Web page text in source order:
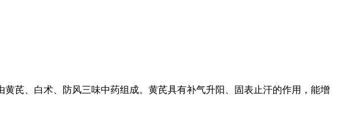
芪、白术、防风三味中药组成。黄芪具有补气升阳、固表止汗的作用，能增